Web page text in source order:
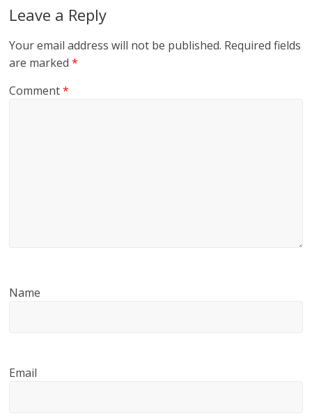
Leave a Reply
Your email address will not be published. Required fields
are marked*
Comment*
Name
Email